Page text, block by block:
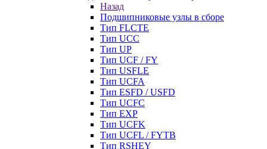
Назад
Подшипниковые узлы в сборе
Тип FLCTE
Тип UCC
Тип UP
Тип UCF / FY
Тип USFLE
Тип UCFA
Тип ESFD / USFD
Тип UCFC
Тип EXP
Тип UCFK
Тип UCFL / FYTB
Тип RSHEY